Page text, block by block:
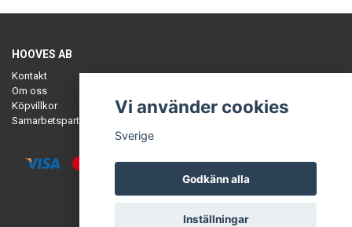
HOOVES AB
Kontakt
Om oss
Köpvillkor
Samarbetspartners
© Copyright HOOVES
Vi använder cookies
Sverige
Godkänn alla
Inställningar